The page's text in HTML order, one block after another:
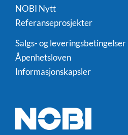
NOBI Nytt
Referanseprosjekter
Salgs- og leveringsbetingelser
Åpenhetsloven
Informasjonskapsler